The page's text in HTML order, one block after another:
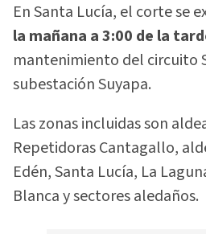
En Santa Lucía, el corte se
la mañana a 3:00 de la
mantenimiento del circuito
subestación Suyapa.
Las zonas incluidas son
Repetidoras Cantagallo,
Edén, Santa Lucía, La
Blanca y sectores aledaños.